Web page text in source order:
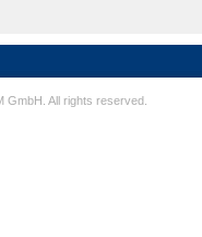
All rights reserved.